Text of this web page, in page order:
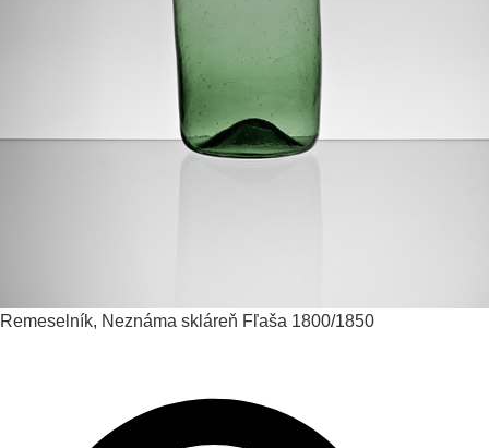
Remeselník, Neznáma skláreň Fľaša 1800/1850